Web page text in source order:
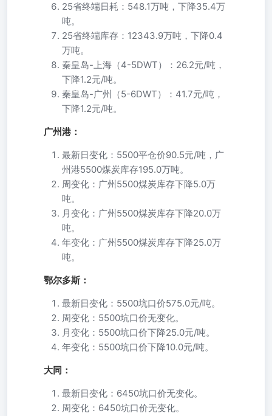
25省终端日耗：548.1万吨，下降35.4万
吨。
25省终端库存：12343.9万吨，下降0.4
万吨。
秦皇岛-上海（4-5DWT）：26.2元/吨，
下降1.2元/吨。
秦皇岛-广州（5-6DWT）：41.7元/吨，
下降1.2元/吨。
广州港：
最新日变化：5500平仓价90.5元/吨，广
州港5500煤炭库存195.0万吨。
周变化：广州5500煤炭库存下降5.0万
吨。
月变化：广州5500煤炭库存下降20.0万
吨。
年变化：广州5500煤炭库存下降25.0万
吨。
鄂尔多斯：
最新日变化：5500坑口价575.0元/吨。
周变化：5500坑口价无变化。
月变化：5500坑口价下降25.0元/吨。
年变化：5500坑口价下降10.0元/吨。
大同：
最新日变化：6450坑口价无变化。
周变化：6450坑口价无变化。